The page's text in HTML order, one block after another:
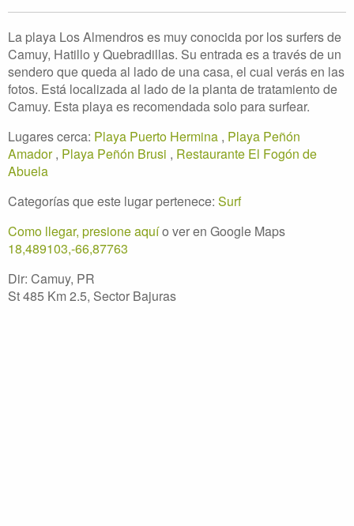
La playa Los Almendros es muy conocida por los surfers de
Camuy, Hatillo y Quebradillas. Su entrada es a través de un
sendero que queda al lado de una casa, el cual verás en las
fotos. Está localizada al lado de la planta de tratamiento de
Camuy. Esta playa es recomendada solo para surfear.
Lugares cerca: Playa Puerto Hermina , Playa Peñón
Amador, Playa Peñón Brusi , Restaurante El Fogón de
Abuela
Categorías que este lugar pertenece: Surf
Como llegar, presione aquío ver en Google Maps
18,489103,-66,87763
Dir: Camuy, PR
St 485 Km 2.5, Sector Bajuras